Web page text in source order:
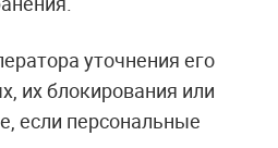
уточнения его
их блокирования или
если персональные